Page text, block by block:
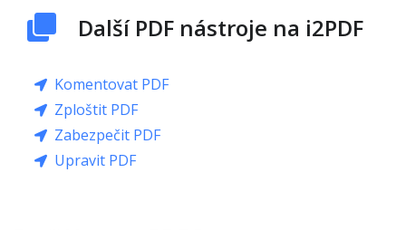
Další PDF nástroje na i2PDF
Komentovat PDF
Zploštit PDF
Zabezpečit PDF
Upravit PDF